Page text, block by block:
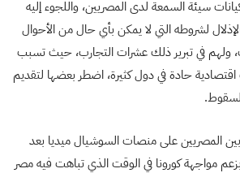
سيئة السمعة لدى المصريين، واللجوء إليه
لشروطه التي لا يمكن بأي حال من الأحوال
ولهم في تبرير ذلك عشرات التجارب، حيث تسبب
اقتصادية حادة في دول كثيرة، اضطر بعضها لتقديم
المصريين على منصات السوشيال ميديا بعد
مواجهة كورونا في الوقت الذي تباهت فيه مصر